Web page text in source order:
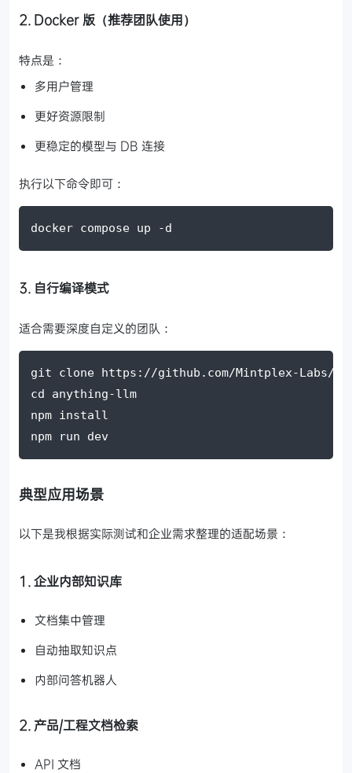
2. Docker 版（推荐团队使用）
特点是：
多用户管理
更好资源限制
更稳定的模型与 DB 连接
执行以下命令即可：
docker compose up -d
3. 自行编译模式
适合需要深度自定义的团队：
git clone https://github.com/Mintplex-Labs/
cd anything-llm
npm install
npm run dev
典型应用场景
以下是我根据实际测试和企业需求整理的适配场景：
1. 企业内部知识库
文档集中管理
自动抽取知识点
内部问答机器人
2. 产品/工程文档检索
API 文档